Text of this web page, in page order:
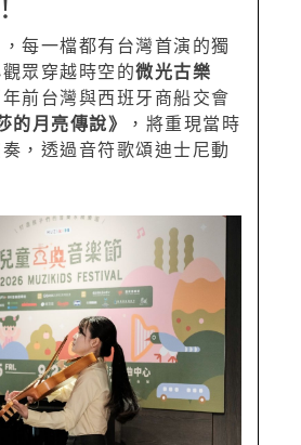
每一檔都有台灣首演的獨
眾穿越時空的微光古樂
年前台灣與西班牙商船交會
的月亮傳說》
，將重現當時
，透過音符歌頌迪士尼動